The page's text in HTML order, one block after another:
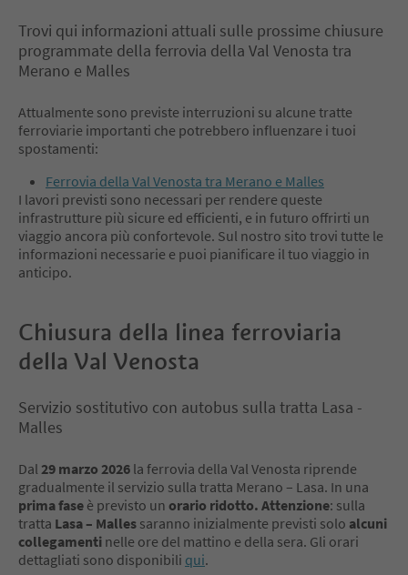
Trovi qui informazioni attuali sulle prossime chiusure
programmate della ferrovia della Val Venosta tra
Merano e Malles
Attualmente sono previste interruzioni su alcune tratte
ferroviarie importanti che potrebbero influenzare i tuoi
spostamenti:
Ferrovia della Val Venosta tra Merano e Malles
I lavori previsti sono necessari per rendere queste
infrastrutture più sicure ed efficienti, e in futuro offrirti un
viaggio ancora più confortevole. Sul nostro sito trovi tutte le
informazioni necessarie e puoi pianificare il tuo viaggio in
anticipo.
Chiusura della linea ferroviaria
della Val Venosta
Servizio sostitutivo con autobus sulla tratta Lasa -
Malles
Dal 29 marzo 2026 la ferrovia della Val Venosta riprende
gradualmente il servizio sulla tratta Merano – Lasa. In una
prima fase è previsto un orario ridotto. Attenzione: sulla
tratta Lasa – Malles saranno inizialmente previsti solo alcuni
collegamenti nelle ore del mattino e della sera. Gli orari
dettagliati sono disponibili qui.